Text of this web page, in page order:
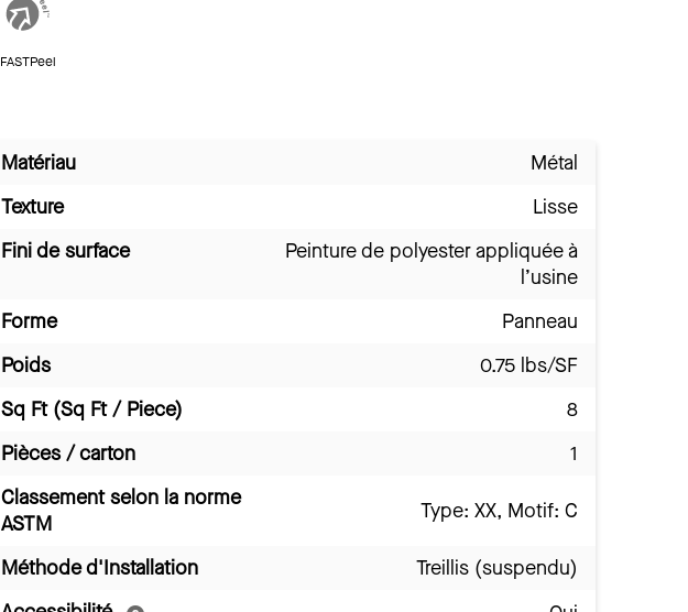
FASTPeel
Matériau
Métal
Texture
Lisse
Fini de surface
Peinture de polyester appliquée à
l’usine
Forme
Panneau
Poids
0.75 lbs/SF
Sq Ft (Sq Ft / Piece)
8
Pièces / carton
1
Classement selon la norme
ASTM
Type: XX, Motif: C
Méthode d'Installation
Treillis (suspendu)